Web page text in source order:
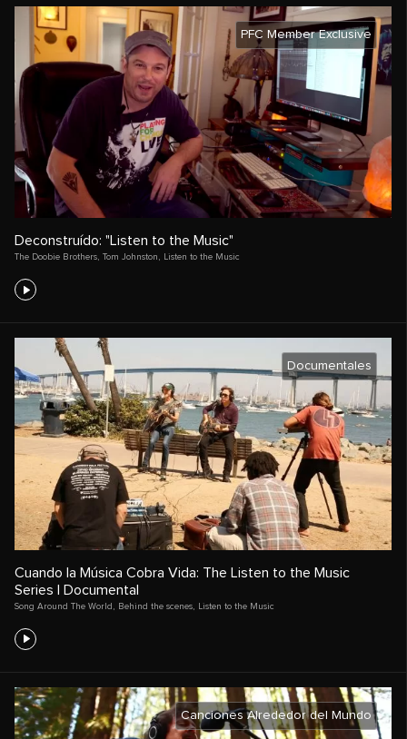
PFC Member Exclusive
Deconstruído: "Listen to the Music"
The Doobie Brothers, Tom Johnston , Listen to the Music
Documentales
Cuando la Música Cobra Vida: The Listen to the Music
Series | Documental
Song Around The World Behind the scenes Listen to the Music
Canciones Alrededor del Mundo